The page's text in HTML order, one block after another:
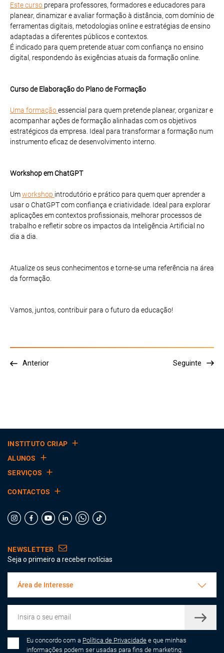
Este curso prepara professores, formadores e educadores para
planear, dinamizar e avaliar formação à distância, com domínio de
ferramentas digitais, metodologias online e estratégias de ensino
adaptadas a diferentes públicos e contextos.
É indicado para quem pretende atuar com confiança no ensino
digital, respondendo às exigências atuais da formação online.
Curso de Elaboração do Plano de Formação
Uma formaçãoessencial para quem pretende planear, organizar e
acompanhar ações de formação alinhadas com os objetivos
estratégicos da empresa. Ideal para transformar a formação num
instrumento eficaz de desenvolvimento interno.
Workshop em ChatGPT
Umworkshop introdutório e prático para quem quer aprender a
usar o ChatGPT com confiança e criatividade. Ideal para explorar
aplicações em contextos profissionais, melhorar processos de
trabalho e refletir sobre os impactos da Inteligência Artificial no
dia a dia.
Atualize os seus conhecimentos e torne-se uma referência na área
da formação.
Vamos, juntos, contribuir para o futuro da educação!
Anterior Seguinte
INSTITUTO CRIAP
ALUNOS
SERVIÇOS
CONTACTOS
NEWSLETTER
Seja o primeiro a receber notícias
Área de Interesse
Eu concordo com a Política de Privacidade e que minhas
informações podem ser usadas para fins de marketing.